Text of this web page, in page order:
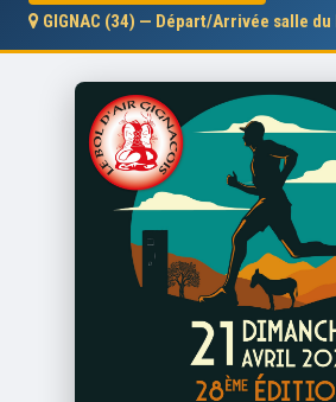
GIGNAC (34) — Départ/Arrivée salle du